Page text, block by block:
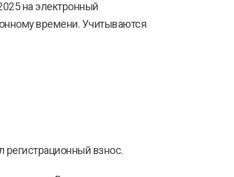
на электронный
времени. Учитываются
регистрационный взнос.